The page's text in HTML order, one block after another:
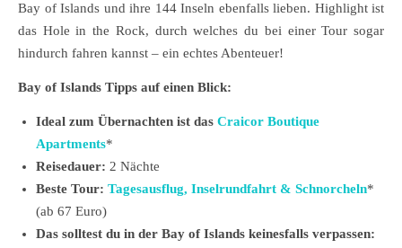
Bay of Islands und ihre 144 Inseln ebenfalls lieben. Highlight ist
das Hole in the Rock, durch welches du bei einer Tour sogar
hindurch fahren kannst – ein echtes Abenteuer!
Bay of Islands Tipps auf einen Blick:
Ideal zum Übernachten ist das Craicor Boutique
Apartments*
Reisedauer: 2 Nächte
Beste Tour: Tagesausflug, Inselrundfahrt & Schnorcheln*
(ab 67 Euro)
Das solltest du in der Bay of Islands keinesfalls verpassen: